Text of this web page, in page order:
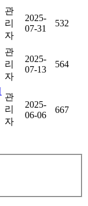
관
리
자
2025-
07-31
532
관
리
자
2025-
07-13
564
관
리
자
2025-
06-06
667